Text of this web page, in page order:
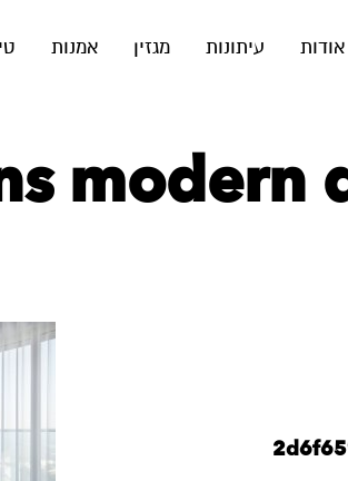
אודות עיתונות מגזין אמנות
modern